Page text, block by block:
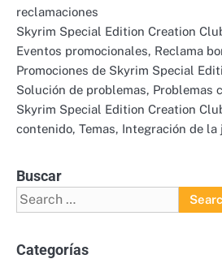
reclamaciones
Skyrim Special Edition Creation
Eventos promocionales, Reclama
Promociones de Skyrim Special
Solución de problemas, Problemas
Skyrim Special Edition Creation
contenido, Temas, Integración de
Buscar
Search
for:
Categorías